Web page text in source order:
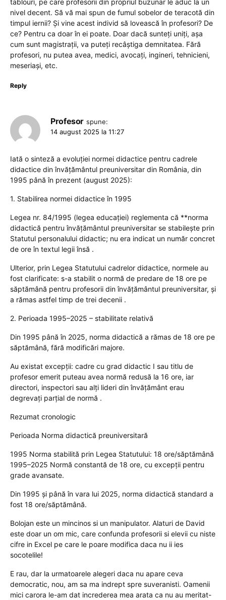
tablouri, pe care profesorii din propriul buzunar le aduc la un
nivel decent. Să vă mai spun de fumul sobelor de teracotă din
timpul iernii? Și vine acest individ să lovească în profesori? De
ce? Pentru ca doar în ei poate. Doar dacă sunteți uniți, așa
cum sunt magistrații, va puteți recâștiga demnitatea. Fără
profesori, nu putea avea, medici, avocați, ingineri, tehnicieni,
meseriași, etc.
Reply
Profesor spune:
14 august 2025 la 11:27
Iată o sinteză a evoluției normei didactice pentru cadrele
didactice din învățământul preuniversitar din România, din
1995 până în prezent (august 2025):
1. Stabilirea normei didactice în 1995
Legea nr. 84/1995 (legea educației) reglementa că **norma
didactică pentru învățământul preuniversitar se stabilește prin
Statutul personalului didactic; nu era indicat un număr concret
de ore în textul legii însă .
Ulterior, prin Legea Statutului cadrelor didactice, normele au
fost clarificate: s-a stabilit o normă de predare de 18 ore pe
săptămână pentru profesorii din învățământul preuniversitar, și
a rămas astfel timp de trei decenii .
2. Perioada 1995–2025 – stabilitate relativă
Din 1995 până în 2025, norma didactică a rămas de 18 ore pe
săptămână, fără modificări majore.
Au existat excepții: cadre cu grad didactic I sau titlu de
profesor emerit puteau avea normă redusă la 16 ore, iar
directori, inspectori sau alți lideri din învățământ erau
degrevați parțial de normă .
Rezumat cronologic
Perioada Norma didactică preuniversitară
1995 Norma stabilită prin Legea Statutului: 18 ore/săptămână
1995–2025 Normă constantă de 18 ore, cu excepții pentru
grade avansate.
Din 1995 și până în vara lui 2025, norma didactică standard a
fost 18 ore/săptămână.
Bolojan este un mincinos si un manipulator. Alaturi de David
este doar un om mic, care confunda profesorii si elevii cu niste
cifre in Excel pe care le poare modifica daca nu ii ies
socotelile!
E rau, dar la urmatoarele alegeri daca nu apare ceva
democratic, nou, am sa ma indrept spre suveranisti. Oamenii
mici carora le-am dat increderea mea arata ca nu au meritat-